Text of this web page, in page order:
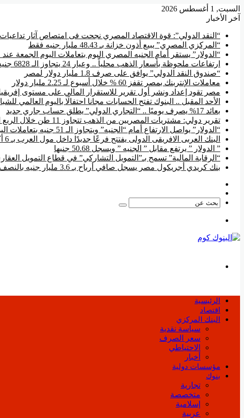
السبت, 1 أغسطس 2026
آخر الأخبار
“النقد الدولي”: قوة الاقتصاد المصري نجحت فى امتصاص آثار
“المركزي المصري” يبيع أذون خزانة بـ 48.43 مليار جنيه فقط
“الدولار” يستقر أمام الجنيه المصري اليوم بتعاملات اليوم الجمعة عند 51 جنيهًا
ارتفاعات ملحوظة بأسعار الذهب محلياً .. وعيار 24 يتجاوز الـ 6828 جنيه
“صندوق النقد الدولي” يوافق على صرف 1.8 مليار دولار لمصر
معاملات الإنتربنك بمصر تقفز 60 % خلال أسبوع لـ 2.25 مليار دولار
مصر تقود إعداد ونشر أول تقرير للاستقرار المالي على مستوى
الأحد المقبل .. البنوك تفتح الحسابات مجانا احتفالًا باليوم العالمي
بعائد 17% يصرف يوميًا .. “التجاري الدولي” يطلق حساب جاري جديد
تقرير دولي: مشتريات المصريين من الذهب تتجاوز 11 طن خلال الربع الثاني من 2026
“الدولار” يواصل الارتفاع أمام “الجنيه” ويتجاوز الـ 51 جنيه بتعاملات اليوم
البنك العربى الافريقى الدولى يفتتح فرعًا جديدًا داخل مول العرب بـ 6 أكتوبر
” الدولار ” يرتفع مقابل ” الجنيه ” ويسجل 50.68 جنيها
“الرقابة المالية” تسمح بـ”التمويل التشاركي” في قطاع التمويل
بنك كريدي أجريكول مصر يسجل صافي أرباح بـ 3.6 مليار جنيه بالنصف الأول
بحث
الرئيسية
اقتصاد
البنك المركزي
سياسة نقدية
سعر الصرف
الاحتياطي
أخبار
مؤسسات دولية
بنوك
تجارية
متخصصة
إسلامية
عربية